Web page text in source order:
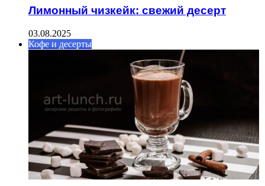
Лимонный чизкейк: свежий десерт
03.08.2025
Кофе и десерты